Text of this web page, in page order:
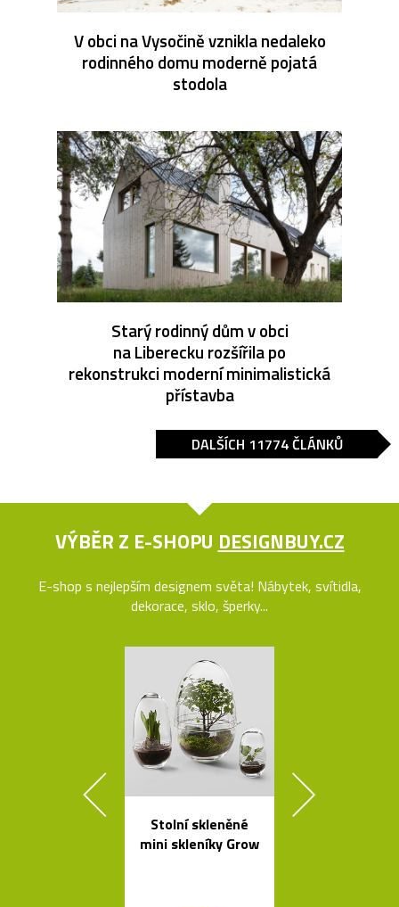
V obci na Vysočině vznikla nedaleko
rodinného domu moderně pojatá
stodola
Starý rodinný dům v obci
na Liberecku rozšířila po
rekonstrukci moderní minimalistická
přístavba
DALŠÍCH 11774 ČLÁNKŮ
VÝBĚR Z E-SHOPU DESIGNBUY.CZ
E-shop s nejlepším designem světa! Nábytek, svítidla,
dekorace, sklo, šperky...
Stolní skleněné
mini skleníky Grow